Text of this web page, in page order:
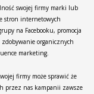
swojej firmy marki lub
stron internetowych
na Facebooku, promocja
organicznych
marketing.
firmy może sprawić że
przez nas kampanii zawsze